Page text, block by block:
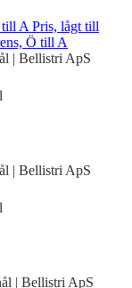
A Pris, lågt till
Ö till A